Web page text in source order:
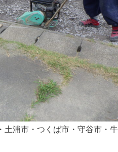
土浦市・つくば市・守谷市・